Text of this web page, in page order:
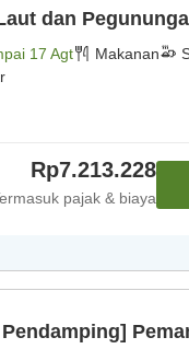
dan
[Makan
17 Agt Makanan
Rp7.213.228
pajak & biaya